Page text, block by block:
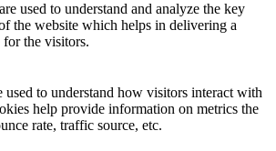
used to understand and analyze the key
the website which helps in delivering a
for the visitors.
used to understand how visitors interact with
help provide information on metrics the
rate, traffic source, etc.